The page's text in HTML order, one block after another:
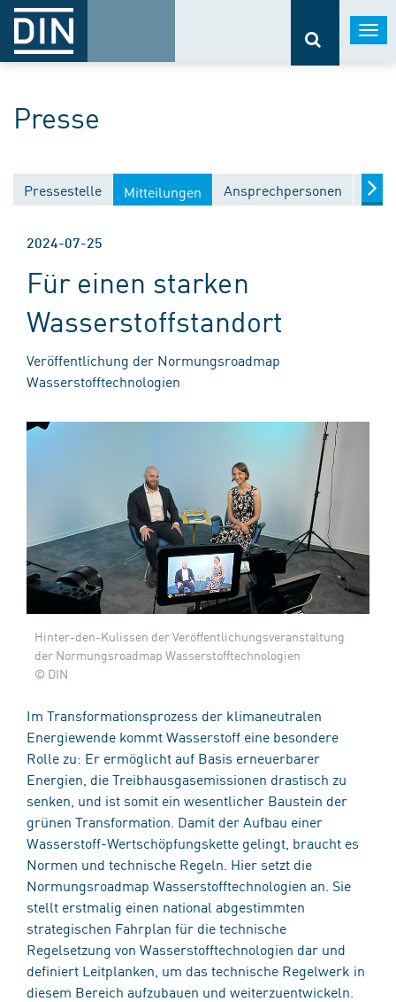
Presse
Pressestelle Mitteilungen Ansprechpersonen
2024-07-25
Für einen starken
Wasserstoffstandort
Veröffentlichung der Normungsroadmap
Wasserstofftechnologien
Hinter-den-Kulissen der Veröffentlichungsveranstaltung
der Normungsroadmap Wasserstofftechnologien
© DIN
Im Transformationsprozess der klimaneutralen
Energiewende kommt Wasserstoff eine besondere
Rolle zu: Er ermöglicht auf Basis erneuerbarer
Energien, die Treibhausgasemissionen drastisch zu
senken, und ist somit ein wesentlicher Baustein der
grünen Transformation. Damit der Aufbau einer
Wasserstoff-Wertschöpfungskette gelingt, braucht es
Normen und technische Regeln. Hier setzt die
Normungsroadmap Wasserstofftechnologien an. Sie
stellt erstmalig einen national abgestimmten
strategischen Fahrplan für die technische
Regelsetzung von Wasserstofftechnologien dar und
definiert Leitplanken, um das technische Regelwerk in
diesem Bereich aufzubauen und weiterzuentwickeln.